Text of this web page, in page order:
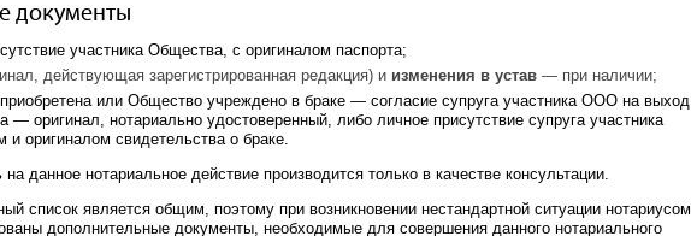
документы
участника Общества, с оригиналом паспорта;
действующая зарегистрированная редакция) и изменения в устав — при наличии;
или Общество учреждено в браке — согласие супруга участника ООО на выход
— оригинал, нотариально удостоверенный, либо личное присутствие супруга участника
и оригиналом свидетельства о браке.
на данное нотариальное действие производится только в качестве консультации.
список является общим, поэтому при возникновении нестандартной ситуации нотариусом
дополнительные документы, необходимые для совершения данного нотариального